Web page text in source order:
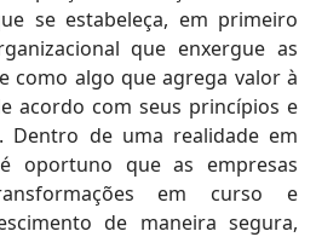
se estabeleça, em primeiro
que enxergue as
como algo que agrega valor à
acordo com seus princípios e
Dentro de uma realidade em
oportuno que as empresas
em curso e
de maneira segura,